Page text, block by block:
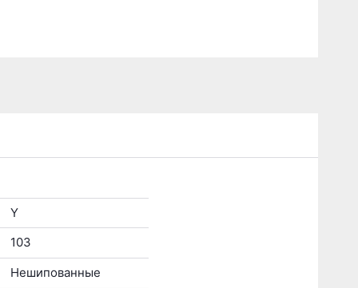
Y
103
Нешипованные